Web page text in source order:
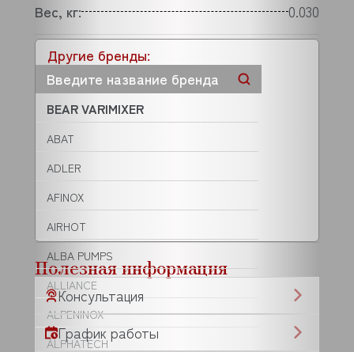
Другие бренды:
BEAR VARIMIXER
ABAT
ADLER
AFINOX
AIRHOT
ALBA PUMPS
ALLIANCE
ALPENINOX
ALPHATECH
Вес, кг:
0.030
Полезная информация
Консультация
График работы